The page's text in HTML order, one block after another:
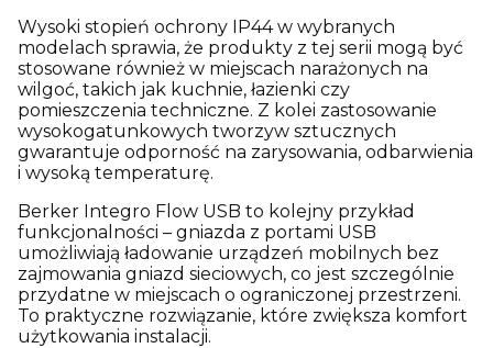
Wysoki stopień ochrony IP44 w wybranych
modelach sprawia, że produkty z tej serii mogą być
stosowane również w miejscach narażonych na
wilgoć, takich jak kuchnie, łazienki czy
pomieszczenia techniczne. Z kolei zastosowanie
wysokogatunkowych tworzyw sztucznych
gwarantuje odporność na zarysowania, odbarwienia
i wysoką temperaturę.
Berker Integro Flow USB to kolejny przykład
funkcjonalności – gniazda z portami USB
umożliwiają ładowanie urządzeń mobilnych bez
zajmowania gniazd sieciowych, co jest szczególnie
przydatne w miejscach o ograniczonej przestrzeni.
To praktyczne rozwiązanie, które zwiększa komfort
użytkowania instalacji.